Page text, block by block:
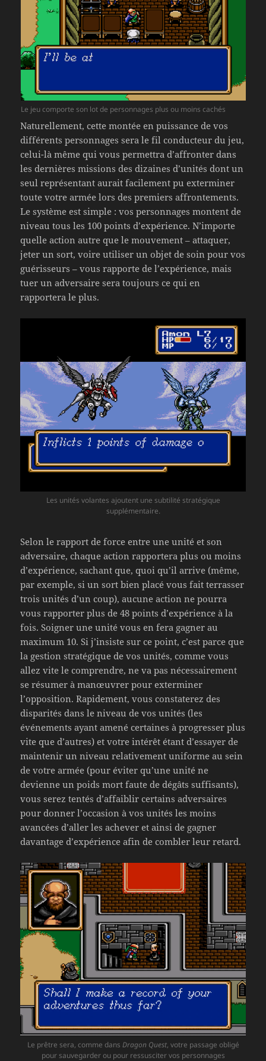
Le jeu comporte son lot de personnages plus ou moins cachés
Naturellement, cette montée en puissance de vos
différents personnages sera le fil conducteur du jeu,
celui-là même qui vous permettra d’affronter dans
les dernières missions des dizaines d’unités dont un
seul représentant aurait facilement pu exterminer
toute votre armée lors des premiers affrontements.
Le système est simple : vos personnages montent de
niveau tous les 100 points d’expérience. N’importe
quelle action autre que le mouvement – attaquer,
jeter un sort, voire utiliser un objet de soin pour vos
guérisseurs – vous rapporte de l’expérience, mais
tuer un adversaire sera toujours ce qui en
rapportera le plus.
Les unités volantes ajoutent une subtilité stratégique
supplémentaire.
Selon le rapport de force entre une unité et son
adversaire, chaque action rapportera plus ou moins
d’expérience, sachant que, quoi qu’il arrive (même,
par exemple, si un sort bien placé vous fait terrasser
trois unités d’un coup), aucune action ne pourra
vous rapporter plus de 48 points d’expérience à la
fois. Soigner une unité vous en fera gagner au
maximum 10. Si j’insiste sur ce point, c’est parce que
la gestion stratégique de vos unités, comme vous
allez vite le comprendre, ne va pas nécessairement
se résumer à manœuvrer pour exterminer
l’opposition. Rapidement, vous constaterez des
disparités dans le niveau de vos unités (les
événements ayant amené certaines à progresser plus
vite que d’autres) et votre intérêt étant d’essayer de
maintenir un niveau relativement uniforme au sein
de votre armée (pour éviter qu’une unité ne
devienne un poids mort faute de dégâts suffisants),
vous serez tentés d’affaiblir certains adversaires
pour donner l’occasion à vos unités les moins
avancées d’aller les achever et ainsi de gagner
davantage d’expérience afin de combler leur retard.
Le prêtre sera, comme dans Dragon Quest, votre passage obligé
pour sauvegarder ou pour ressusciter vos personnages